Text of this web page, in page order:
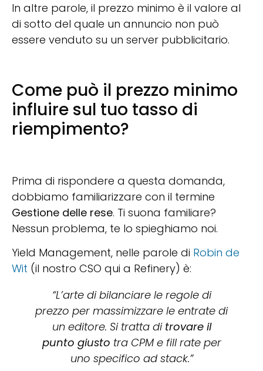
In altre parole, il prezzo minimo è il valore al
di sotto del quale un annuncio non può
essere venduto su un server pubblicitario.
Come può il prezzo minimo
influire sul tuo tasso di
riempimento?
Prima di rispondere a questa domanda,
dobbiamo familiarizzare con il termine
Gestione delle rese. Ti suona familiare?
Nessun problema, te lo spieghiamo noi.
Yield Management, nelle parole di Robin de
Wit (il nostro CSO qui a Refinery) è:
“L’arte di bilanciare le regole di
prezzo per massimizzare le entrate di
un editore. Si tratta di trovare il
punto giusto tra CPM e fill rate per
uno specifico ad stack.”